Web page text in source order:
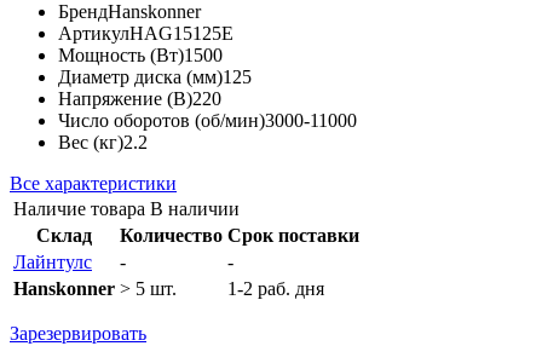
БрендHanskonner
АртикулHAG15125E
Мощность (Вт)1500
Диаметр диска (мм)125
Напряжение (В)220
Число оборотов (об/мин)3000-11000
Вес (кг)2.2
Все характеристики
Наличие товара В наличии
Склад
Количество Срок поставки
Лайнтулс
-
-
Hanskonner > 5 шт. 1-2 раб. дня
Зарезервировать